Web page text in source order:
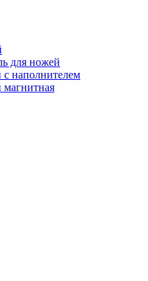
для ножей
с наполнителем
магнитная